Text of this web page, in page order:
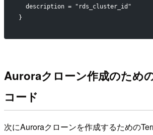
  description = "rds_cluster_id"
}
Auroraクローン作成のため
コード
次にAuroraクローンを作成するための